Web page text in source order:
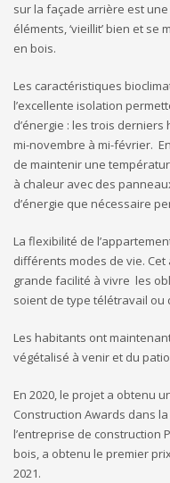
sur la façade arrière est
éléments, ‘vieillit’ bien et
en bois.
Les caractéristiques
l’excellente isolation
d’énergie : les trois
mi-novembre à mi-février.
de maintenir une
à chaleur avec des
d’énergie que nécessaire
La flexibilité de
différents modes de vie.
grande facilité à vivre les
soient de type télétravail ou
Les habitants ont
végétalisé à venir et du
En 2020, le projet a obtenu
Construction Awards dans
l’entreprise de construction
bois, a obtenu le premier
2021.